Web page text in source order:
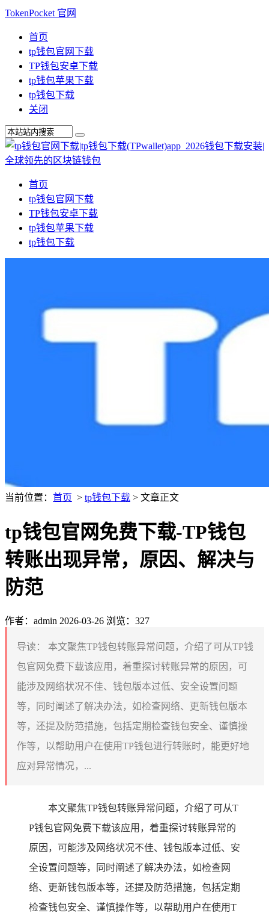
TokenPocket 官网
首页
tp钱包官网下载
TP钱包安卓下载
tp钱包苹果下载
tp钱包下载
关闭
首页
tp钱包官网下载
TP钱包安卓下载
tp钱包苹果下载
tp钱包下载
当前位置： 首页 > tp钱包下载 > 文章正文
tp钱包官网免费下载-TP钱包
转账出现异常，原因、解决与
防范
作者：admin 2026-03-26 浏览：327
导读：
本文聚焦TP钱包转账异常问题，介绍了可从TP钱
包官网免费下载该应用，着重探讨转账异常的原因，可
能涉及网络状况不佳、钱包版本过低、安全设置问题
等，同时阐述了解决办法，如检查网络、更新钱包版本
等，还提及防范措施，包括定期检查钱包安全、谨慎操
作等，以帮助用户在使用TP钱包进行转账时，能更好地
应对异常情况，...
本文聚焦TP钱包转账异常问题，介绍了可从T
P钱包官网免费下载该应用，着重探讨转账异常的
原因，可能涉及网络状况不佳、钱包版本过低、安
全设置问题等，同时阐述了解决办法，如检查网
络、更新钱包版本等，还提及防范措施，包括定期
检查钱包安全、谨慎操作等，以帮助用户在使用T